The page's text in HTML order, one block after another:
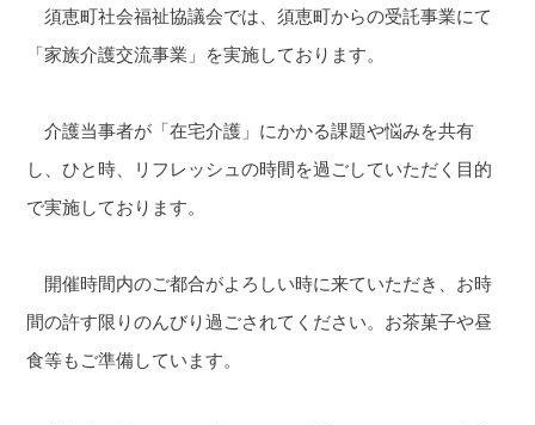
須恵町社会福祉協議会では、須恵町からの受託事業にて
「家族介護交流事業」を実施しております。
介護当事者が「在宅介護」にかかる課題や悩みを共有
し、ひと時、リフレッシュの時間を過ごしていただく目的
で実施しております。
開催時間内のご都合がよろしい時に来ていただき、お時
間の許す限りのんびり過ごされてください。お茶菓子や昼
食等もご準備しています。